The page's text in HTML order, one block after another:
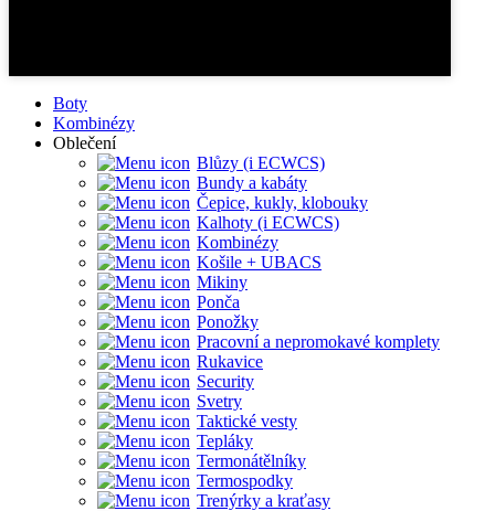
Boty
Kombinézy
Oblečení
Blůzy (i ECWCS)
Bundy a kabáty
Čepice, kukly, klobouky
Kalhoty (i ECWCS)
Kombinézy
Košile + UBACS
Mikiny
Ponča
Ponožky
Pracovní a nepromokavé komplety
Rukavice
Security
Svetry
Taktické vesty
Tepláky
Termonátělníky
Termospodky
Trenýrky a kraťasy